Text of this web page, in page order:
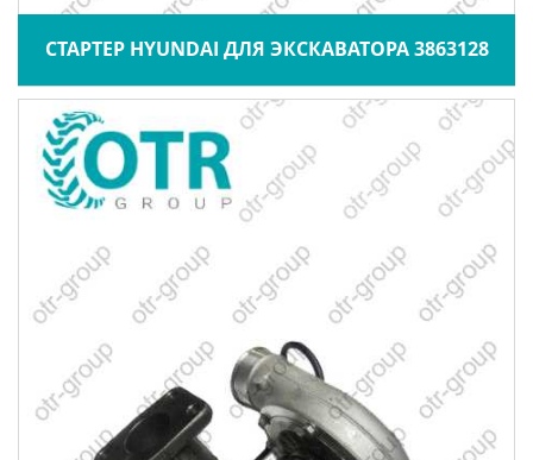
СТАРТЕР HYUNDAI ДЛЯ ЭКСКАВАТОРА 3863128